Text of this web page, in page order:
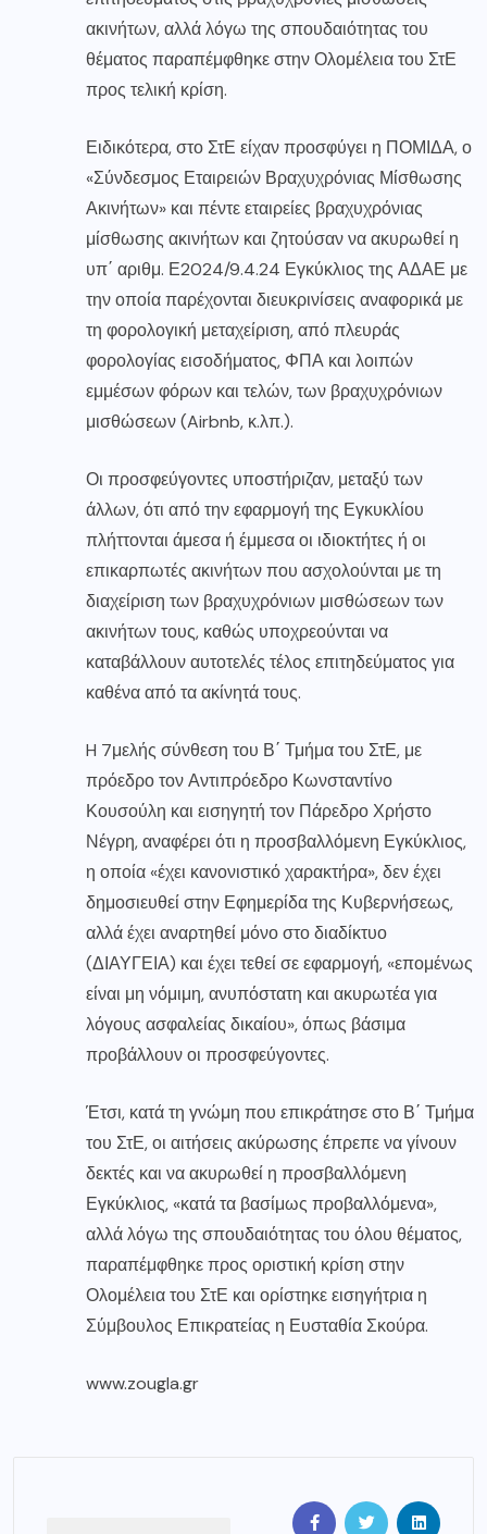
ακινήτων, αλλά λόγω της σπουδαιότητας του
θέματος παραπέμφθηκε στην Ολομέλεια του ΣτΕ
προς τελική κρίση.
Ειδικότερα, στο ΣτΕ είχαν προσφύγει η ΠΟΜΙΔΑ, ο
«Σύνδεσμος Εταιρειών Βραχυχρόνιας Μίσθωσης
Ακινήτων» και πέντε εταιρείες βραχυχρόνιας
μίσθωσης ακινήτων και ζητούσαν να ακυρωθεί η
υπ΄ αριθμ. Ε2024/9.4.24 Εγκύκλιος της ΑΔΑΕ με
την οποία παρέχονται διευκρινίσεις αναφορικά με
τη φορολογική μεταχείριση, από πλευράς
φορολογίας εισοδήματος, ΦΠΑ και λοιπών
εμμέσων φόρων και τελών, των βραχυχρόνιων
μισθώσεων (Airbnb, κ.λπ.).
Οι προσφεύγοντες υποστήριζαν, μεταξύ των
άλλων, ότι από την εφαρμογή της Εγκυκλίου
πλήττονται άμεσα ή έμμεσα οι ιδιοκτήτες ή οι
επικαρπωτές ακινήτων που ασχολούνται με τη
διαχείριση των βραχυχρόνιων μισθώσεων των
ακινήτων τους, καθώς υποχρεούνται να
καταβάλλουν αυτοτελές τέλος επιτηδεύματος για
καθένα από τα ακίνητά τους.
H 7μελής σύνθεση του Β΄ Τμήμα του ΣτΕ, με
πρόεδρο τον Αντιπρόεδρο Κωνσταντίνο
Κουσούλη και εισηγητή τον Πάρεδρο Χρήστο
Νέγρη, αναφέρει ότι η προσβαλλόμενη Εγκύκλιος,
η οποία «έχει κανονιστικό χαρακτήρα», δεν έχει
δημοσιευθεί στην Εφημερίδα της Κυβερνήσεως,
αλλά έχει αναρτηθεί μόνο στο διαδίκτυο
(ΔΙΑΥΓΕΙΑ) και έχει τεθεί σε εφαρμογή, «επομένως
είναι μη νόμιμη, ανυπόστατη και ακυρωτέα για
λόγους ασφαλείας δικαίου», όπως βάσιμα
προβάλλουν οι προσφεύγοντες.
Έτσι, κατά τη γνώμη που επικράτησε στο Β΄ Τμήμα
του ΣτΕ, οι αιτήσεις ακύρωσης έπρεπε να γίνουν
δεκτές και να ακυρωθεί η προσβαλλόμενη
Εγκύκλιος, «κατά τα βασίμως προβαλλόμενα»,
αλλά λόγω της σπουδαιότητας του όλου θέματος,
παραπέμφθηκε προς οριστική κρίση στην
Ολομέλεια του ΣτΕ και ορίστηκε εισηγήτρια η
Σύμβουλος Επικρατείας η Ευσταθία Σκούρα.
www.zougla.gr